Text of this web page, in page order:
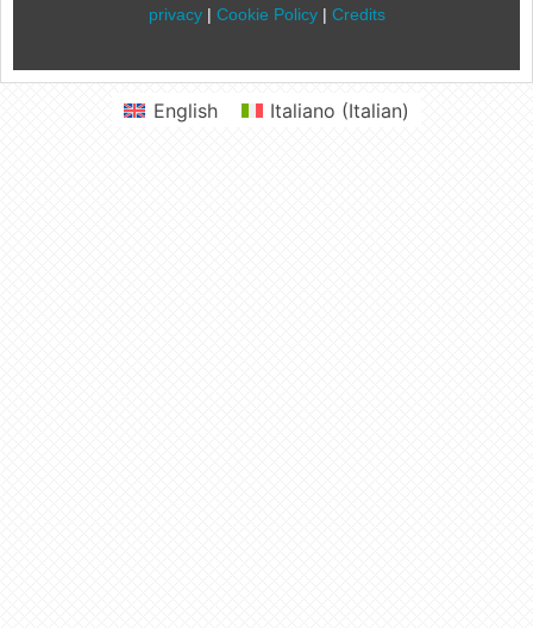
privacy| Cookie Policy| Credits
English Italiano (Italian)